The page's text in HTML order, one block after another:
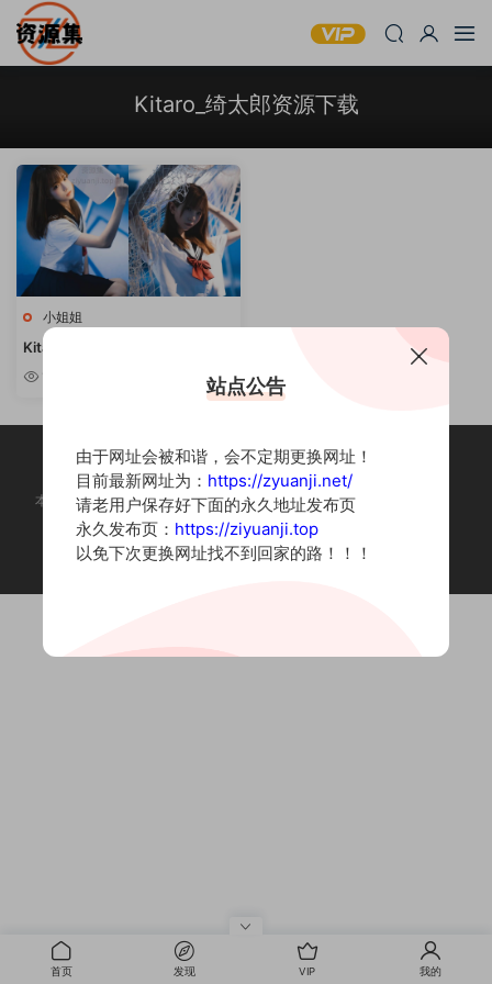
Kitaro_绮太郎资源下载
小姐姐
Kitaro_绮太郎 – 元气可爱美少女
[写真合集]
本站为摄影写真图片网站，内容来自网络收集整理，仅作个人学习使用。
如有违法内容请联系删除
Copyright © 2022 资源集
首页 发现 VIP 我的
站点公告
由于网址会被和谐，会不定期更换网址！
目前最新网址为： https://zyuanji.net/
请老用户保存好下面的永久地址发布页
永久发布页： https://ziyuanji.top
以免下次更换网址找不到回家的路！！！